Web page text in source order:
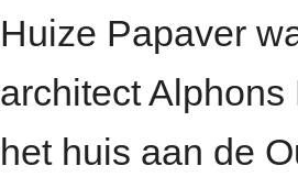
Huize Papaver
architect
het huis aan de